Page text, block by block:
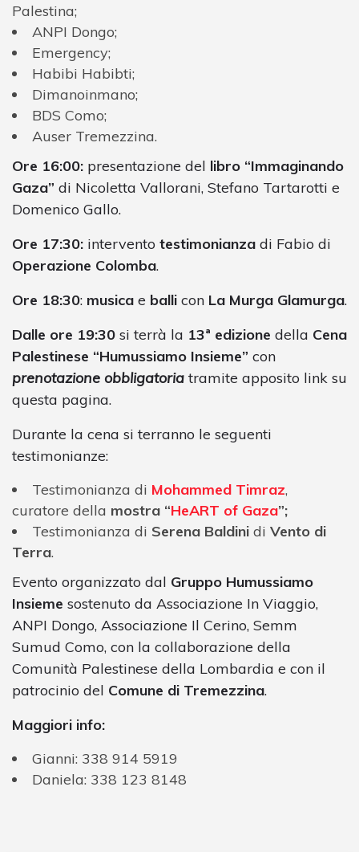
Palestina;
ANPI Dongo;
Emergency;
Habibi Habibti;
Dimanoinmano;
BDS Como;
Auser Tremezzina.
Ore 16:00: presentazione del libro “Immaginando
Gaza” di Nicoletta Vallorani, Stefano Tartarotti e
Domenico Gallo.
Ore 17:30: intervento testimonianza di Fabio di
Operazione Colomba.
Ore 18:30: musica e balli con La Murga Glamurga.
Dalle ore 19:30 si terrà la 13ª edizione della Cena
Palestinese “Humussiamo Insieme” con
prenotazione obbligatoria tramite apposito link su
questa pagina.
Durante la cena si terranno le seguenti
testimonianze:
Testimonianza di ⁠ Mohammed Timraz,
curatore della mostra “HeART of Gaza”;
Testimonianza di Serena Baldini di Vento di
Terra.
Evento organizzato dal Gruppo Humussiamo
Insieme sostenuto da Associazione In Viaggio,
ANPI Dongo, Associazione Il Cerino, Semm
Sumud Como, con la collaborazione della
Comunità Palestinese della Lombardia e con il
patrocinio del Comune di Tremezzina.
Maggiori info:
Gianni: 338 914 5919
Daniela: 338 123 8148